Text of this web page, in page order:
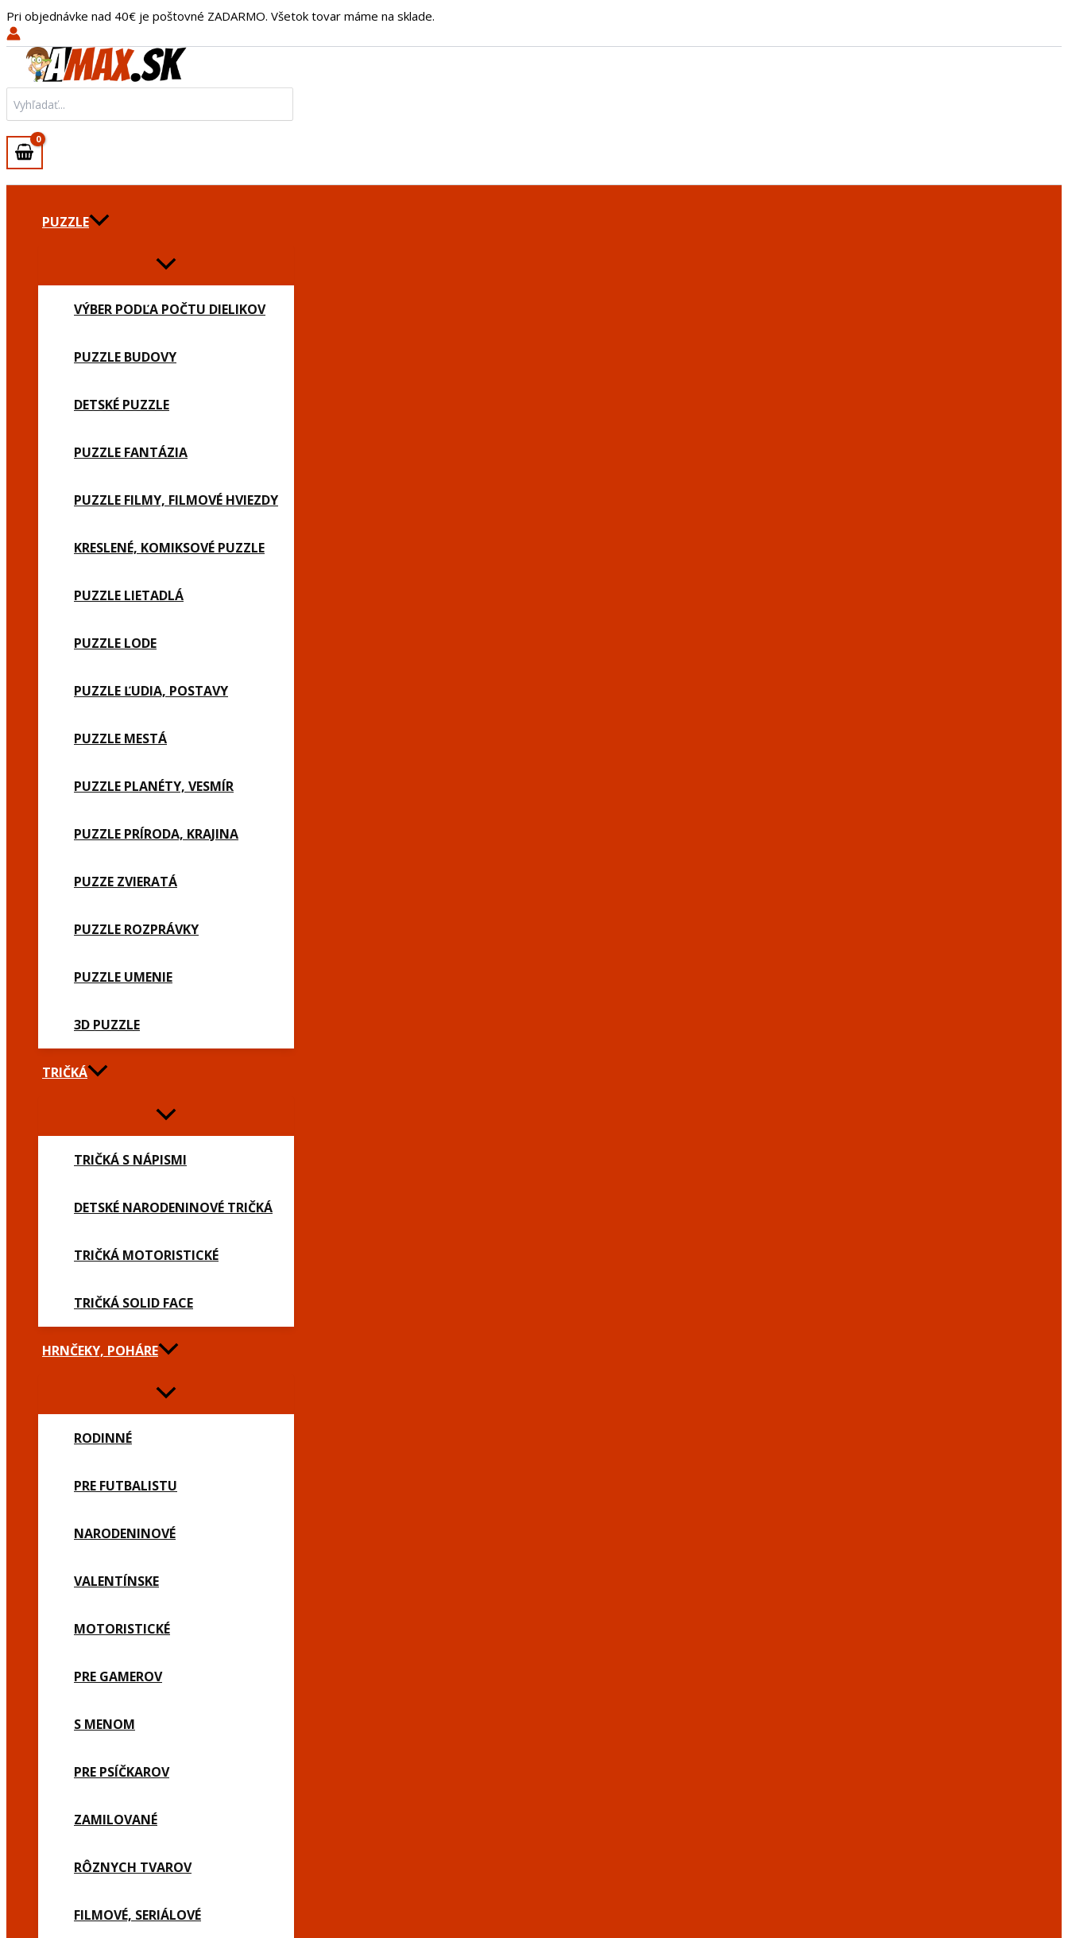
Preskočiť
na
obsah
Pri objednávke nad 40€ je poštovné ZADARMO. Všetok tovar máme na sklade.
for:
PUZZLE
VÝBER PODĽA POČTU DIELIKOV
PUZZLE BUDOVY
DETSKÉ PUZZLE
PUZZLE FANTÁZIA
PUZZLE FILMY, FILMOVÉ HVIEZDY
KRESLENÉ, KOMIKSOVÉ PUZZLE
PUZZLE LIETADLÁ
PUZZLE LODE
PUZZLE ĽUDIA, POSTAVY
PUZZLE MESTÁ
PUZZLE PLANÉTY, VESMÍR
PUZZLE PRÍRODA, KRAJINA
PUZZE ZVIERATÁ
PUZZLE ROZPRÁVKY
PUZZLE UMENIE
3D PUZZLE
TRIČKÁ
TRIČKÁ S NÁPISMI
DETSKÉ NARODENINOVÉ TRIČKÁ
TRIČKÁ MOTORISTICKÉ
TRIČKÁ SOLID FACE
HRNČEKY, POHÁRE
RODINNÉ
PRE FUTBALISTU
NARODENINOVÉ
VALENTÍNSKE
MOTORISTICKÉ
PRE GAMEROV
S MENOM
PRE PSÍČKAROV
ZAMILOVANÉ
RÔZNYCH TVAROV
FILMOVÉ, SERIÁLOVÉ